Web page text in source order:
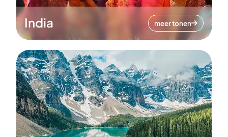
India meer tonen